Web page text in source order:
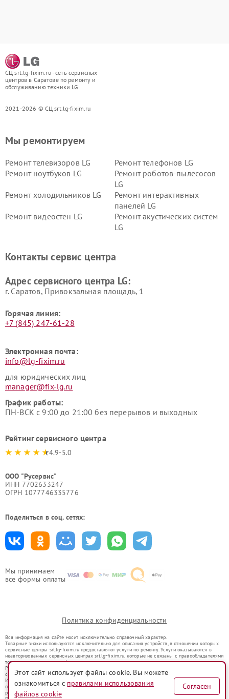
СЦ srt.lg-fixim.ru - сеть сервисных
центров в Саратове по ремонту и
обслуживанию техники LG
2021-2026 © СЦ srt.lg-fixim.ru
Мы принимаем
все формы оплаты
Мы ремонтируем
Ремонт телевизоров LG
Ремонт телефонов LG
Ремонт ноутбуков LG
Ремонт роботов-пылесосов
LG
Ремонт холодильников LG
Ремонт интерактивных
панелей LG
Ремонт видеостен LG
Ремонт акустических систем
LG
Ремонт морозильных камер
Ремонт вертикальных
Контакты сервис центра
Адрес сервисного центра LG:
г. Саратов, Привокзальная площадь, 1
Горячая линия:
+7 (845) 247-61-28
Электронная почта:
info@lg-fixim.ru
для юридических лиц
manager@fix-lg.ru
График работы:
ПН-ВСК с 9:00 до 21:00 без перерывов и выходных
Рейтинг сервисного центра
4.9-5.0
ООО "Русервис"
ИНН 7702633247
ОГРН 1077746335776
Поделиться в соц. сетях:
Политика конфиденциальности
Вся информация на сайте носит исключительно справочный характер.
Товарные знаки используются исключительно для описания устройств, в отношении которых
сервисные центры srt.lg-fixim.ru предоставляют услуги по ремонту. Услуги оказываются в
неавторизованных сервисных центрах srt.lg-fixim.ru, которые не связаны с правообладателями
товарных знаков или их официальными представителями.
Ремонт осуществляется для устройств, уже введенных в гражданский оборот в соответствии
со статьей 1487 ГК РФ.
Использование товарных знаков не преследует цели индивидуализации услуг или введения
потребителей в заблуждение, а служит для информирования о предоставляемых услугах по
ремонту техники указанных брендов.
Этот сайт использует файлы cookie. Вы можете
ознакомиться с правилами использования
файлов cookie
Согласен